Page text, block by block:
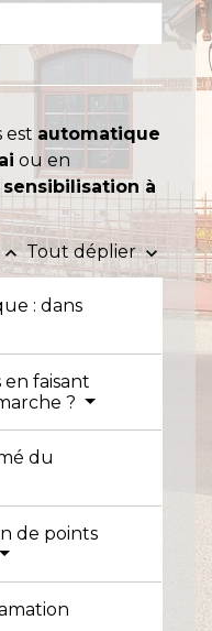
est automatique
ou en
à
keyboard_arrow_up Tout déplierkeyboard_arrow_down
: dans
faisant
?
du
de points